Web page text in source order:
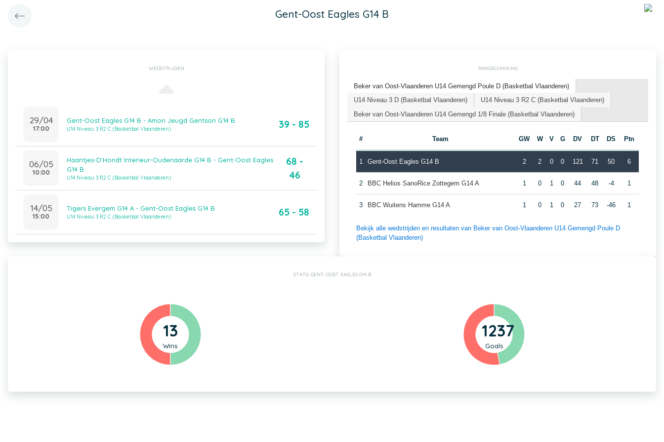
Gent-Oost Eagles G14 B
WEDSTRIJDEN
29/04
17:00
Gent-Oost Eagles G14 B - Amon Jeugd Gentson G14 B
U14 Niveau 3 R2 C (Basketbal Vlaanderen) 39 - 85
06/05
10:00
Haantjes-D'Hondt Interieur-Oudenaarde G14 B - Gent-Oost Eagles
G14 B
U14 Niveau 3 R2 C (Basketbal Vlaanderen)
68 -
46
14/05
15:00
Tigers Evergem G14 A - Gent-Oost Eagles G14 B
U14 Niveau 3 R2 C (Basketbal Vlaanderen) 65 - 58
RANGSCHIKKING
Beker van Oost-Vlaanderen U14 Gemengd Poule D (Basketbal Vlaanderen)
U14 Niveau 3 D (Basketbal Vlaanderen)
U14 Niveau 3 R2 C (Basketbal Vlaanderen)
Beker van Oost-Vlaanderen U14 Gemengd 1/8 Finale (Basketbal Vlaanderen)
# Team GW W V G DV DT DS Ptn
1 Gent-Oost Eagles G14 B 2 2 0 0 121 71 50 6
2 BBC Helios SanoRice Zottegem G14 A 1 0 1 0 44 48 -4 1
3 BBC Wuitens Hamme G14 A 1 0 1 0 27 73 -46 1
Bekijk alle wedstrijden en resultaten van Beker van Oost-Vlaanderen U14 Gemengd Poule D
(Basketbal Vlaanderen)
STATS: GENT-OOST EAGLES G14 B
13
Wins
1237
Goals